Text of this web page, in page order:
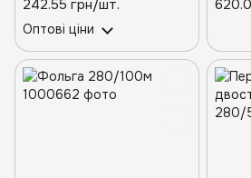
242.55 грн/шт.
Оптові ціни